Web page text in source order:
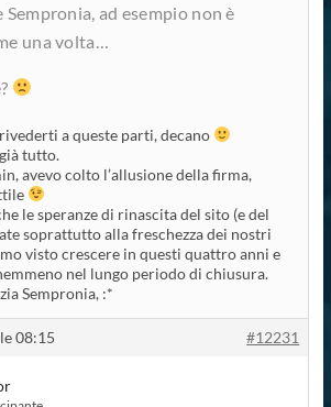
ad esempio non è
una volta…
a queste parti, decano
tutto.
avevo colto l’allusione della firma,
le speranze di rinascita del sito (e del
soprattutto alla freschezza dei nostri
visto crescere in questi quattro anni e
nel lungo periodo di chiusura.
Sempronia, :*
08:15 #12231